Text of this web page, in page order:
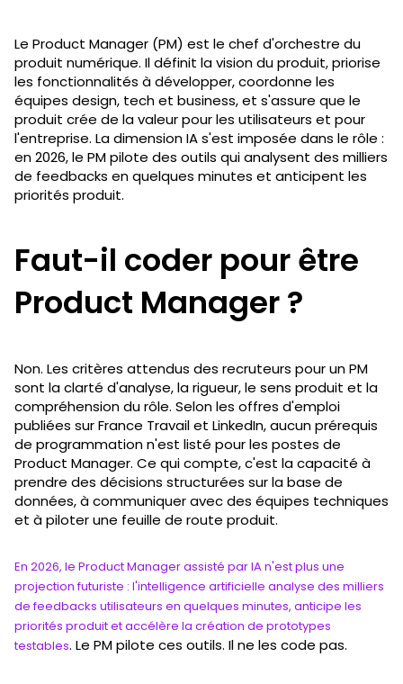
Le Product Manager (PM) est le chef d'orchestre du
produit numérique. Il définit la vision du produit, priorise
les fonctionnalités à développer, coordonne les
équipes design, tech et business, et s'assure que le
produit crée de la valeur pour les utilisateurs et pour
l'entreprise. La dimension IA s'est imposée dans le rôle :
en 2026, le PM pilote des outils qui analysent des milliers
de feedbacks en quelques minutes et anticipent les
priorités produit.
Faut-il coder pour être
Product Manager ?
Non. Les critères attendus des recruteurs pour un PM
sont la clarté d'analyse, la rigueur, le sens produit et la
compréhension du rôle. Selon les offres d'emploi
publiées sur France Travail et LinkedIn, aucun prérequis
de programmation n'est listé pour les postes de
Product Manager. Ce qui compte, c'est la capacité à
prendre des décisions structurées sur la base de
données, à communiquer avec des équipes techniques
et à piloter une feuille de route produit.
En 2026, le Product Manager assisté par IA n'est plus une
projection futuriste : l'intelligence artificielle analyse des milliers
de feedbacks utilisateurs en quelques minutes, anticipe les
priorités produit et accélère la création de prototypes
testables. Le PM pilote ces outils. Il ne les code pas.